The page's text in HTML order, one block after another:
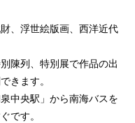
、浮世絵版画、西洋近代
別陳列、特別展で作品の出
きます。
中央駅」から南海バスを
です。